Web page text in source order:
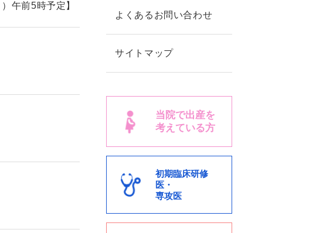
午前5時予定】
よくあるお問い合わせ
サイトマップ
当院で出産を
考えている方
初期臨床研修
医・
専攻医